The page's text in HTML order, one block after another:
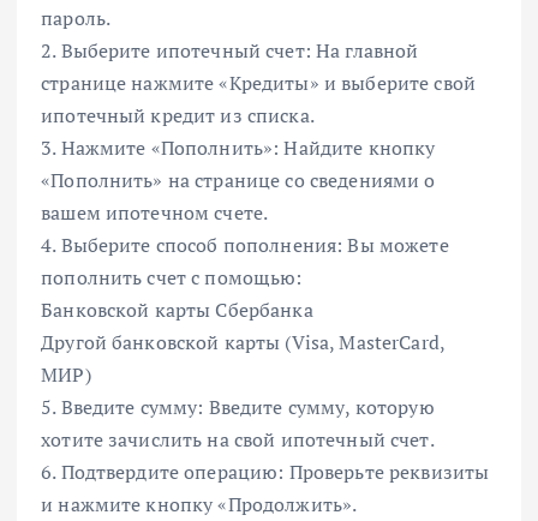
пароль.
2. Выберите ипотечный счет: На главной
странице нажмите «Кредиты» и выберите свой
ипотечный кредит из списка.
3. Нажмите «Пополнить»: Найдите кнопку
«Пополнить» на странице со сведениями о
вашем ипотечном счете.
4. Выберите способ пополнения: Вы можете
пополнить счет с помощью:
Банковской карты Сбербанка
Другой банковской карты (Visa, MasterCard,
МИР)
5. Введите сумму: Введите сумму, которую
хотите зачислить на свой ипотечный счет.
6. Подтвердите операцию: Проверьте реквизиты
и нажмите кнопку «Продолжить».